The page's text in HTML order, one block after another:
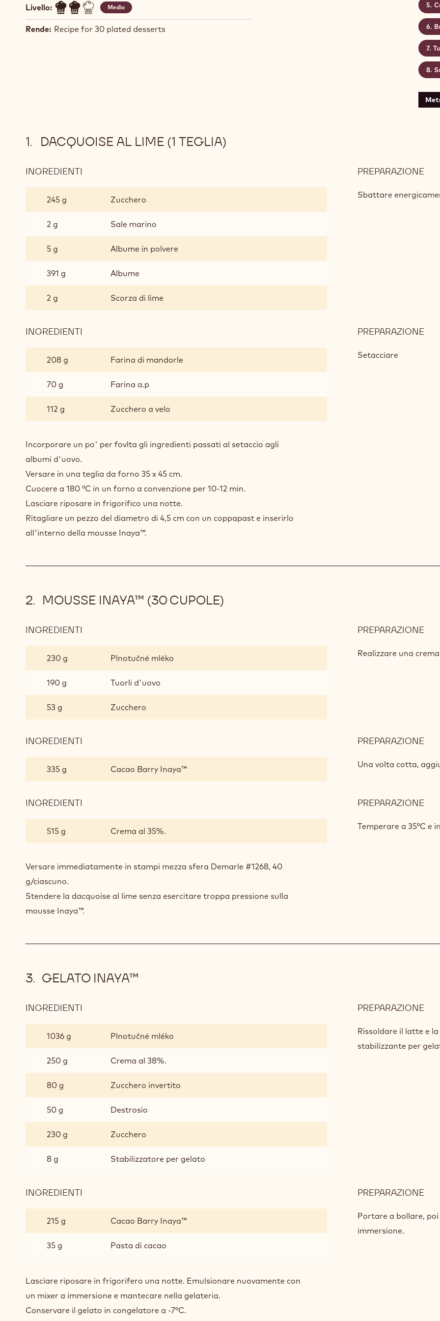
Livello: Medio
Rende: Recipe for 30 plated desserts
DACQUOISE AL LIME (1 TEGLIA)
INGREDIENTI
TEGLIA)
245 g Zucchero
2 g Sale marino
5 g Albume in polvere
391 g Albume
2 g Scorza di lime
PREPARAZIONE:
AL
Sbattare
INGREDIENTI
TEGLIA)
208 g Farina di mandorle
70 g Farina a.p
112 g Zucchero a velo
PREPARAZIONE:
Setacciare
Incorporare un po' per fovlta gli ingredienti passati al setaccio agli
albumi d'uovo.
Versare in una teglia da forno 35 x 45 cm.
Cuocere a 180 °C in un forno a convenzione per 10-12 min.
Lasciare riposare in frigorifico una notte.
Ritagliare un pezzo del diametro di 4,5 cm con un coppapast e inserirlo
all'interno della mousse Inaya™.
MOUSSE INAYA™ (30 CUPOLE)
INGREDIENTI
INAYA™
CUPOLE)
230 g Plnotučné mléko
190 g Tuorli d'uovo
53 g Zucchero
PREPARAZIONE:
Realizzare una
INGREDIENTI
INAYA™
335 g Cacao Barry Inaya™
PREPARAZIONE:
Una volta cotta,
INGREDIENTI
INAYA™
515 g Crema al 35%.
PREPARAZIONE:
Temperare a 35°C e
Versare immediatamente in stampi mezza sfera Demarle #1268, 40
g/ciascuno.
Stendere la dacquoise al lime senza esercitare troppa pressione sulla
mousse Inaya™.
GELATO INAYA™
INGREDIENTI
INAYA™
1036 g Plnotučné mléko
250 g Crema al 38%.
80 g Zucchero invertito
50 g Destrosio
230 g Zucchero
8 g Stabilizzatore per gelato
PREPARAZIONE:
Rissoldare il latte e
stabilizzante per
INGREDIENTI
INAYA™
215 g Cacao Barry Inaya™
35 g Pasta di cacao
PREPARAZIONE:
Portare a bollare,
immersione.
Lasciare riposare in frigorifero una notte. Emulsionare nuovamente con
un mixer a immersione e mantecare nella gelateria.
Conservare il gelato in congelatore a -7°C.